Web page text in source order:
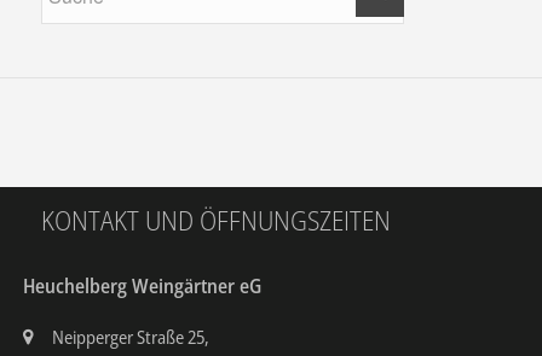
KONTAKT UND ÖFFNUNGSZEITEN
Heuchelberg Weingärtner eG
Neipperger Straße 25,